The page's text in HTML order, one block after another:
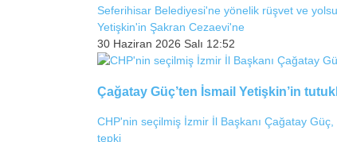
Seferihisar Belediyesi'ne yönelik rüşvet ve
Yetişkin'in Şakran Cezaevi'ne
30 Haziran 2026 Salı 12:52
Çağatay Güç’ten İsmail Yetişkin’in
CHP'nin seçilmiş İzmir İl Başkanı Çağatay
tepki